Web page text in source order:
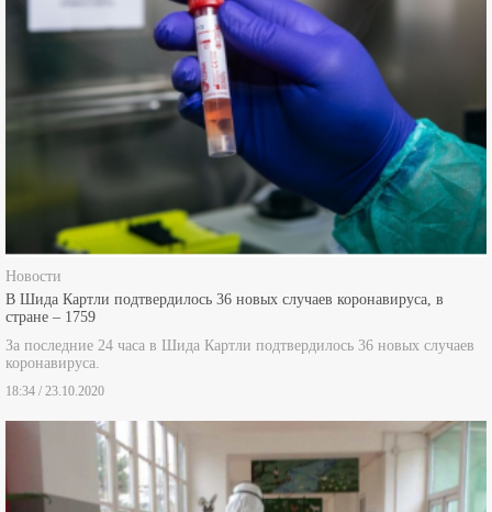
Новости
В Шида Картли подтвердилось 36 новых случаев коронавируса, в
стране – 1759
За последние 24 часа в Шида Картли подтвердилось 36 новых случаев
коронавируса.
18:34 / 23.10.2020